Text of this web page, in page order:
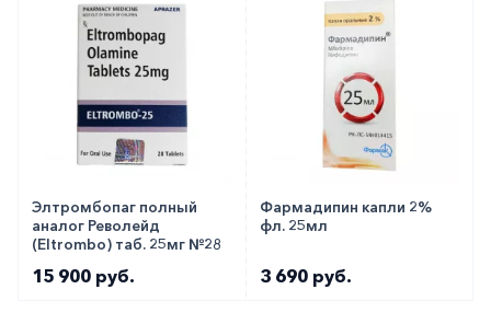
Элтромбопаг полный
аналог Револейд
(Eltrombo) таб. 25мг №28
15 900 руб.
Фармадипин капли 2%
фл. 25мл
3 690 руб.